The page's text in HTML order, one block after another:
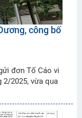
công bố
đơn Tố Cáo vi
2/2025, vừa qua